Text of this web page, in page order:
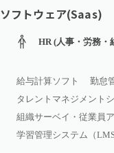
ソフトウェア(Saas)
HR (人事・労務・
給与計算ソフト 勤怠
タレントマネジメント
組織サーベイ・従業員
学習管理システム（LMS